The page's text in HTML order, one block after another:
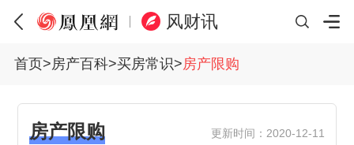
风财讯
首页>房产百科>买房常识>房产限购
房产限购 更新时间：2020-12-11